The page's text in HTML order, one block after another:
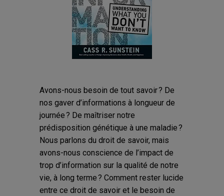
Avons-nous besoin de tout savoir ? De
nos gaver d’informations à longueur de
journée ? De maîtriser notre
prédisposition génétique à une maladie ?
Nous parlons du droit de savoir, mais
avons-nous conscience de l’impact de
trop d’information sur la qualité de notre
vie, à long terme ? Comment rester lucide
entre ce droit de savoir et le besoin de